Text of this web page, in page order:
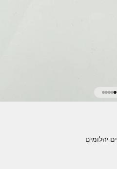
עבור לפריט 1
עבור לפריט 2
עבור לפריט 3